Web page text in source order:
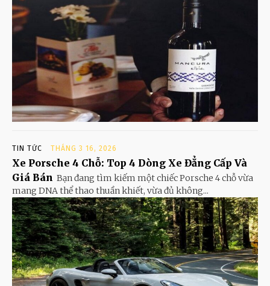
TIN TỨC THÁNG 3 16, 2026
Xe Porsche 4 Chỗ: Top 4 Dòng Xe Đẳng Cấp Và
Giá Bán Bạn đang tìm kiếm một chiếc Porsche 4 chỗ vừa
mang DNA thể thao thuần khiết, vừa đủ không...